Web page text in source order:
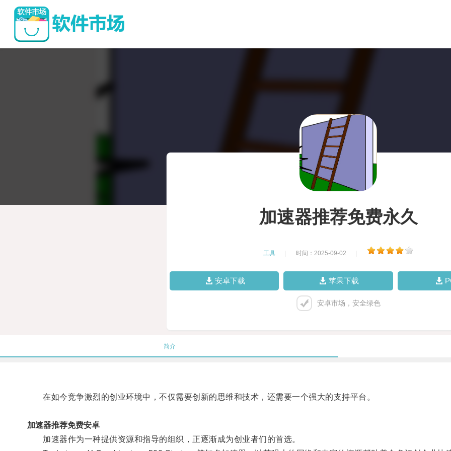
加速器推荐免费永久
工具 时间：2025-09-02
安卓下载 苹果下载
安卓市场，安全绿色
简介
在如今竞争激烈的创业环境中，不仅需要创新的思维和技术，还需要一个强大的支持平台。
加速器推荐免费安卓
加速器作为一种提供资源和指导的组织，正逐渐成为创业者们的首选。